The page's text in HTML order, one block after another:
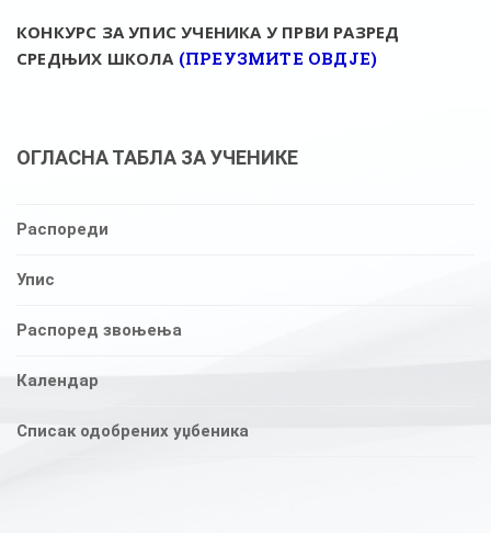
КОНКУРС ЗА УПИС УЧЕНИКА У ПРВИ РАЗРЕД
СРЕДЊИХ ШКОЛА(ПРЕУЗМИТЕ ОВДЈЕ)
ОГЛАСНА ТАБЛА ЗА УЧЕНИКЕ
Распореди
Упис
Распоред звоњења
Календар
Списак одобрених уџбеника